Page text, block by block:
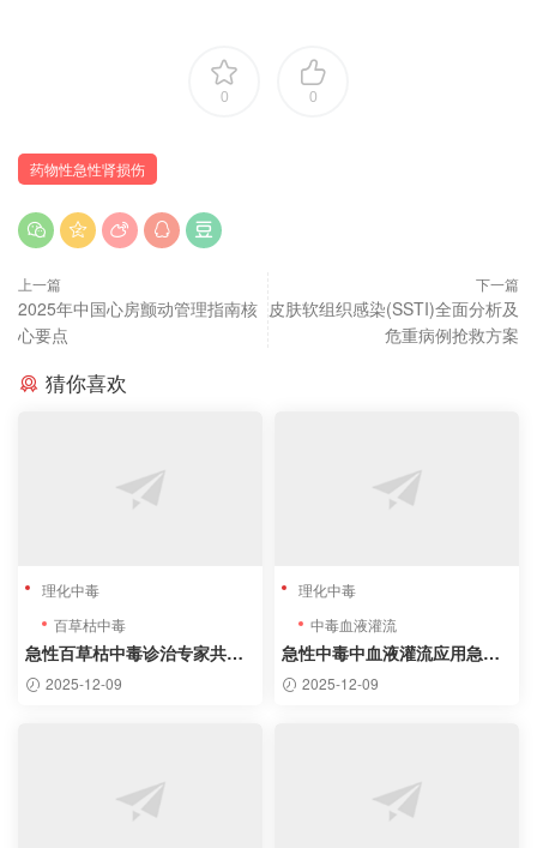
0 0
药物性急性肾损伤
上一篇
2025年中国心房颤动管理指南核
心要点
下一篇
皮肤软组织感染(SSTI)全面分析及
危重病例抢救方案
猜你喜欢
理化中毒
百草枯中毒
急性百草枯中毒诊治专家共识
（2022）核心内容
2025-12-09
理化中毒
中毒血液灌流
急性中毒中血液灌流应用急诊
专家共识
2025-12-09